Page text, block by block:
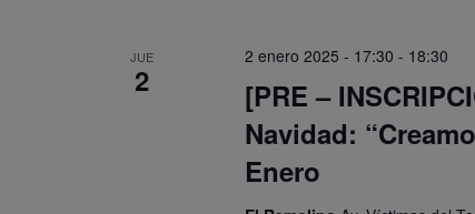
JUE
2
[PRE –
Navidad:
Enero
2 enero 2025 - 17:30 - 18:30